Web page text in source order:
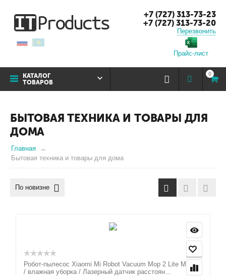
+7 (727) 313-73-23
+7 (727) 313-73-20
Перезвонить
Прайс-лист
КАТАЛОГ
ТОВАРОВ
0
БЫТОВАЯ ТЕХНИКА И ТОВАРЫ ДЛЯ
ДОМА
Главная
Бытовая техника и товары для дома
По новизне
Робот-пылесос Xiaomi Mi Robot Vacuum Mop 2 Lite MJSTL
/ влажная уборка / Лазерный датчик расстоян...